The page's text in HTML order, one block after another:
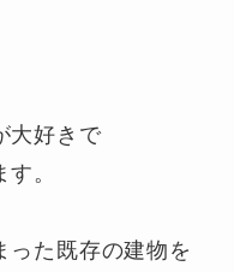
大好きで
。
った既存の建物を